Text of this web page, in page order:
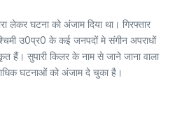
लेकर घटना को अंजाम दिया था। गिरफ्तार
उ0प्र0 के कई जनपदों मे संगीन अपराधों
हैं। सुपारी किलर के नाम से जाने जाना वाला
घटनाओं को अंजाम दे चुका है।